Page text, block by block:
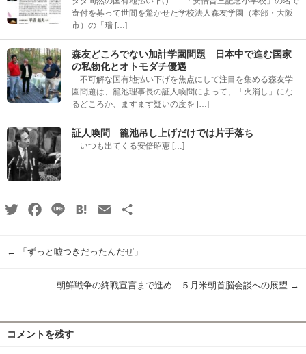
寄付を募って世間を驚かせた学校法人森友学園（本部・大阪
市）の「瑞 […]
森友どころでない加計学園問題 日本中で進む国家
の私物化とオトモダチ優遇
不可解な国有地払い下げを焦点にして注目を集める森友学
園問題は、籠池理事長の証人喚問によって、「火消し」にな
るどころか、ますます疑いの度を […]
証人喚問 籠池吊し上げだけでは片手落ち
いつも出てくる安倍昭恵 […]
TwitterFacebook
Line HatenaEmail
← 「ずっと嘘つきだったんだぜ」
朝鮮戦争の終戦宣言まで進め ５月米朝首脳会談への展望 →
コメントを残す